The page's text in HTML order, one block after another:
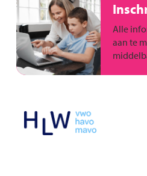
Alle
aan te